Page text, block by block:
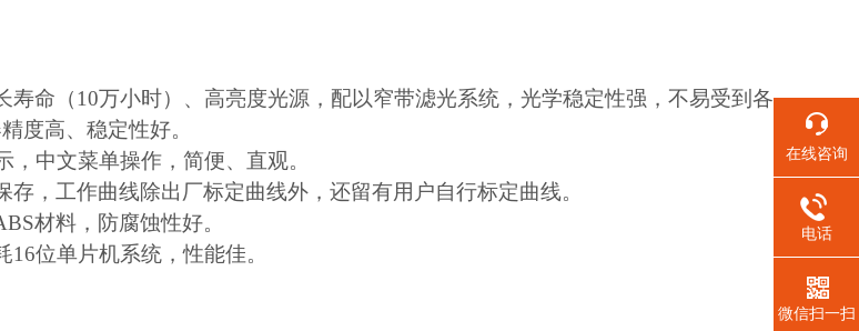
寿命（10万小时）、高亮度光源，配以窄带滤光系统，光学稳定性强，不易受到各
度高、稳定性好。
，中文菜单操作，简便、直观。
存，工作曲线除出厂标定曲线外，还留有用户自行标定曲线。
材料，防腐蚀性好。
位单片机系统，性能佳。
在线咨询
电话
微信扫一扫